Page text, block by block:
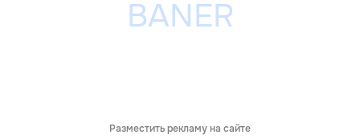
Разместить рекламу на сайте